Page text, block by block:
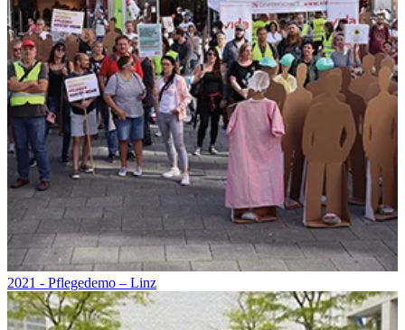
2021 - Pflegedemo – Linz